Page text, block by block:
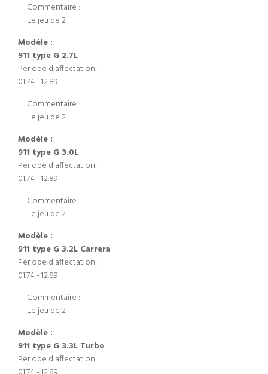
Commentaire :
Le jeu de 2
Modèle :
911 type G 2.7L
Periode d'affectation :
01.74 - 12.89
Commentaire :
Le jeu de 2
Modèle :
911 type G 3.0L
Periode d'affectation :
01.74 - 12.89
Commentaire :
Le jeu de 2
Modèle :
911 type G 3.2L Carrera
Periode d'affectation :
01.74 - 12.89
Commentaire :
Le jeu de 2
Modèle :
911 type G 3.3L Turbo
Periode d'affectation :